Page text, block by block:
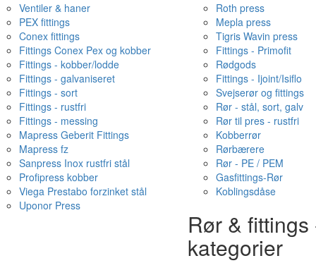
Ventiler & haner
PEX fittings
Conex fittings
Fittings Conex Pex og kobber
Fittings - kobber/lodde
Fittings - galvaniseret
Fittings - sort
Fittings - rustfri
Fittings - messing
Mapress Geberit Fittings
Mapress fz
Sanpress Inox rustfri stål
Profipress kobber
Viega Prestabo forzinket stål
Uponor Press
Roth press
Mepla press
Tigris Wavin press
Fittings - Primofit
Rødgods
Fittings - Ijoint/Isiflo
Svejserør og fittings
Rør - stål, sort, galv
Rør til pres - rustfri
Kobberrør
Rørbærere
Rør - PE / PEM
Gasfittings-Rør
Koblingsdåse
Rør & fittings
kategorier